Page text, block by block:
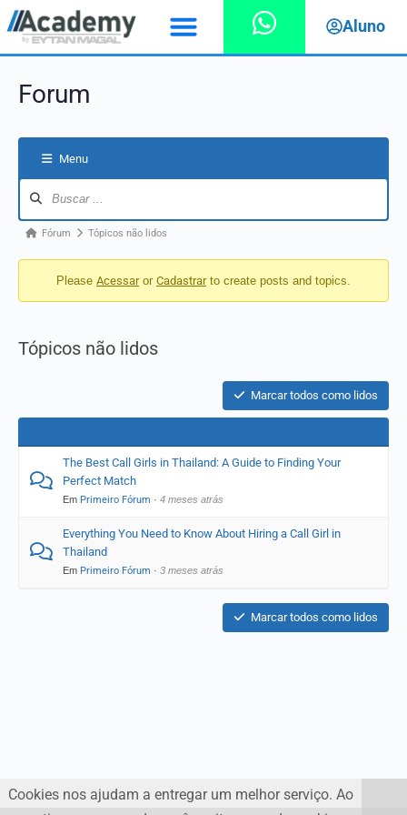
Aluno
Forum
Menu
Fórum Tópicos não lidos
Please Acessaror Cadastrarto create posts and topics.
Tópicos não lidos
Marcar todos como lidos
The Best Call Girls in Thailand: A Guide to Finding Your
Perfect Match
Em Primeiro Fórum · 4 meses atrás
Everything You Need to Know About Hiring a Call Girl in
Thailand
Em Primeiro Fórum · 3 meses atrás
Marcar todos como lidos
Cookies nos ajudam a entregar um melhor serviço. Ao